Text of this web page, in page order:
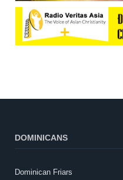
DOMINICANS
Dominican Friars